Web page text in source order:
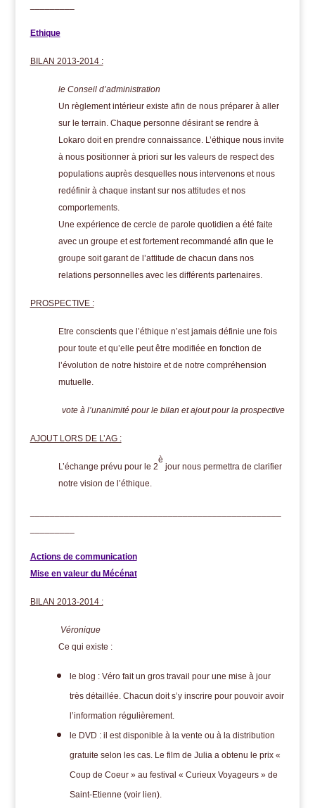
Ethique
BILAN 2013-2014 :
le Conseil d’administration
Un règlement intérieur existe afin de nous préparer à aller
sur le terrain. Chaque personne désirant se rendre à
Lokaro doit en prendre connaissance. L’éthique nous invite
à nous positionner à priori sur les valeurs de respect des
populations auprès desquelles nous intervenons et nous
redéfinir à chaque instant sur nos attitudes et nos
comportements.
Une expérience de cercle de parole quotidien a été faite
avec un groupe et est fortement recommandé afin que le
groupe soit garant de l’attitude de chacun dans nos
relations personnelles avec les différents partenaires.
PROSPECTIVE :
Etre conscients que l’éthique n’est jamais définie une fois
pour toute et qu’elle peut être modifiée en fonction de
l’évolution de notre histoire et de notre compréhension
mutuelle.
vote à l’unanimité pour le bilan et ajout pour la prospective
AJOUT LORS DE L’AG :
L’échange prévu pour le 2
è
jour nous permettra de clarifier
notre vision de l’éthique.
Actions de communication
Mise en valeur du Mécénat
BILAN 2013-2014 :
Véronique
Ce qui existe :
le blog : Véro fait un gros travail pour une mise à jour
très détaillée. Chacun doit s’y inscrire pour pouvoir avoir
l’information régulièrement.
le DVD : il est disponible à la vente ou à la distribution
gratuite selon les cas. Le film de Julia a obtenu le prix «
Coup de Coeur » au festival « Curieux Voyageurs » de
Saint-Etienne (voir lien).